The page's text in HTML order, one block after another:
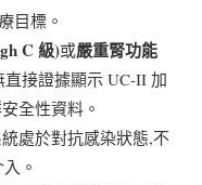
目標。
C 級)或嚴重腎功能
直接證據顯示 UC-II 加
全性資料。
處於對抗感染狀態,不
。